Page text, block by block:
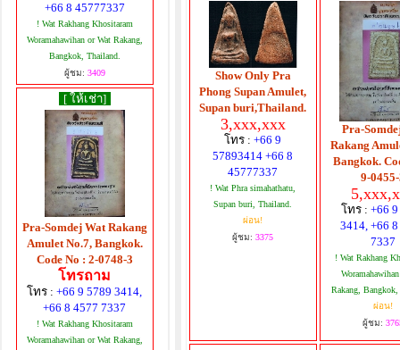
+66 8 45777337
! Wat Rakhang Khositaram
Woramahawihan or Wat Rakang,
Bangkok, Thailand.
ผู้ชม: 3409
[ ให้เช่า]
Pra-Somdej Wat Rakang
Amulet No.7, Bangkok.
Code No : 2-0748-3
โทรถาม
โทร :+66 9 5789 3414,
+66 8 4577 7337
! Wat Rakhang Khositaram
Woramahawihan or Wat Rakang,
Show Only Pra
Phong Supan Amulet,
Supan buri,Thailand.
3,xxx,xxx
โทร :+66 9
57893414 +66 8
45777337
! Wat Phra simahathatu,
Supan buri, Thailand.
ผ่อน!
ผู้ชม: 3375
Pra-
Rakang
Bangkok.
9-
โทร : +66
3414, +66
7337
! Wat Rakhang
Rakang,
ผ่อน!
ผู้ชม: